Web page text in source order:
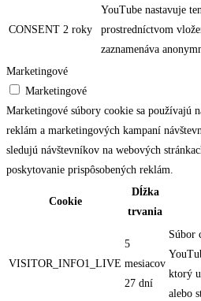
CONSENT 2 roky
YouTube nastavuje
prostredníctvom
zaznamenáva
Marketingové
Marketingové
Marketingové súbory cookie sa používajú
reklám a marketingových kampaní
sledujú návštevníkov na webových
poskytovanie prispôsobených reklám.
Cookie
Dĺžka
trvania
VISITOR_INFO1_LIVE
5
mesiacov
27 dní
Súbor
ktorý
alebo